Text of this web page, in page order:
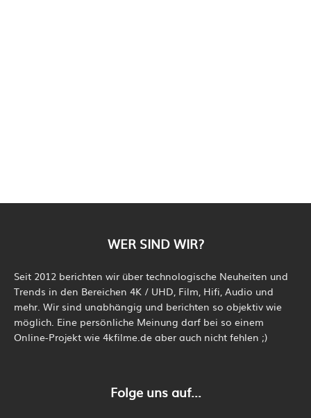
WER SIND WIR?
Seit 2012 berichten wir über technologische Neuheiten und
Trends in den Bereichen 4K / UHD, Film, Hifi, Audio und
mehr. Wir sind unabhängig und berichten so objektiv wie
möglich. Eine persönliche Meinung darf bei so einem
Online-Projekt wie 4kfilme.de aber auch nicht fehlen ;)
Folge uns auf...